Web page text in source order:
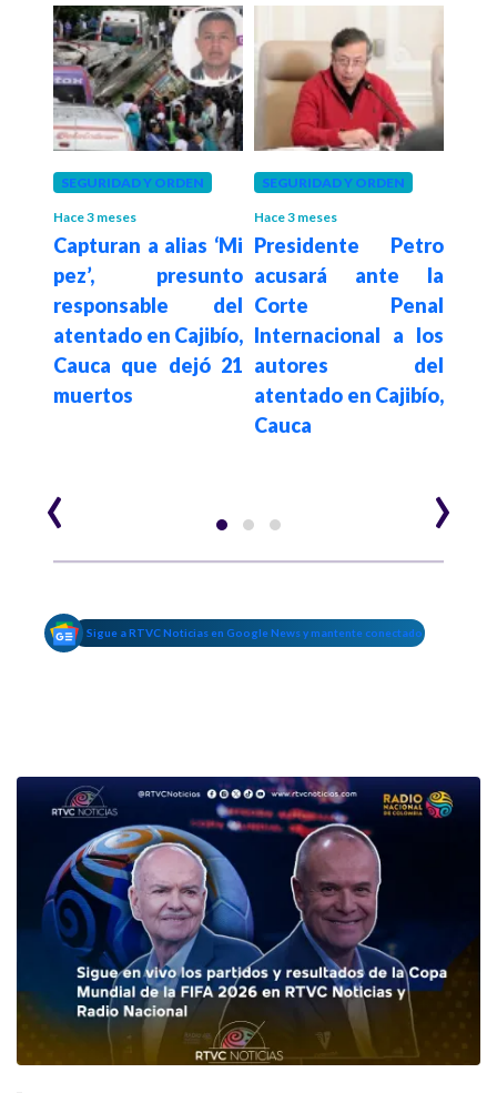
SEGURIDAD Y ORDEN
Hace 3 meses
Capturan a alias ‘Mi
pez’, presunto
responsable del
atentado en Cajibío,
Cauca que dejó 21
muertos
SEGURIDAD Y ORDEN
Hace 3 meses
Presidente Petro
acusará ante la
Corte Penal
Internacional a los
autores del
atentado en Cajibío,
Cauca
‹ ›
Sigue a RTVC Noticias en Google News y mantente conectado